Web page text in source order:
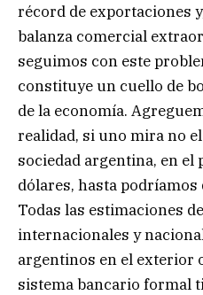
récord de exportaciones
balanza comercial
seguimos con este
constituye un cuello de
de la economía.
realidad, si uno mira no
sociedad argentina, en el
dólares, hasta
Todas las estimaciones
internacionales y
argentinos en el exterior
sistema bancario formal